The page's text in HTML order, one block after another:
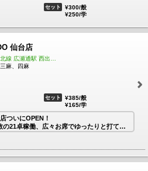
セット
¥300/般
¥250/学
仙台店
麻、四麻
セット
¥385/般
¥165/学
ついにOPEN！
の21卓稼働、広々お席でゆったりと打てま
元気、第2に元気、第3にも元気をモットー
ております。